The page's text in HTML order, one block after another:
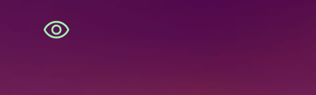
Navigatie
overslaan